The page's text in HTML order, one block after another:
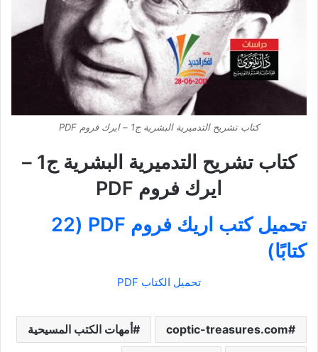
كتاب تشريح التدميرية البشرية ج1 – ايرك فروم PDF
كتاب تشريح التدميرية البشرية ج1 –
ايرك فروم PDF
تحميل كتب اريك فروم PDF (22
كتابًا)
تحميل الكتاب PDF
coptic-treasures.com أمهات الكتب المسيحية